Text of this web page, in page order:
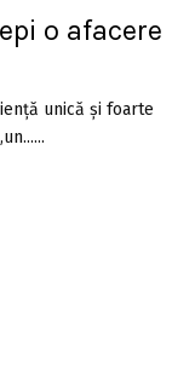
o afacere
unică și foarte